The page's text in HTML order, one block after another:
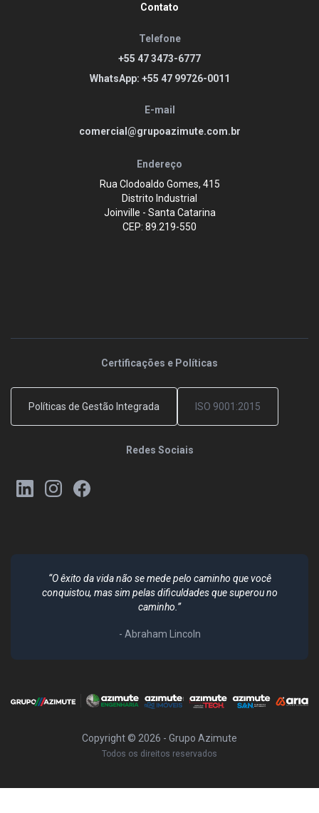
Contato
Telefone
+55 47 3473-6777
WhatsApp: +55 47 99726-0011
E-mail
comercial@grupoazimute.com.br
Endereço
Rua Clodoaldo Gomes, 415
Distrito Industrial
Joinville - Santa Catarina
CEP: 89.219-550
Certificações e Políticas
Políticas de Gestão Integrada ISO 9001:2015
Redes Sociais
“O êxito da vida não se mede pelo caminho que você
conquistou, mas sim pelas dificuldades que superou no
caminho.”
- Abraham Lincoln
Copyright © 2026 - Grupo Azimute
Todos os direitos reservados